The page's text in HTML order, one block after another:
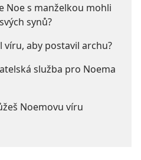
Noe s manželkou mohli
synů?
aby postavil archu?
služba pro Noema
Noemovu víru